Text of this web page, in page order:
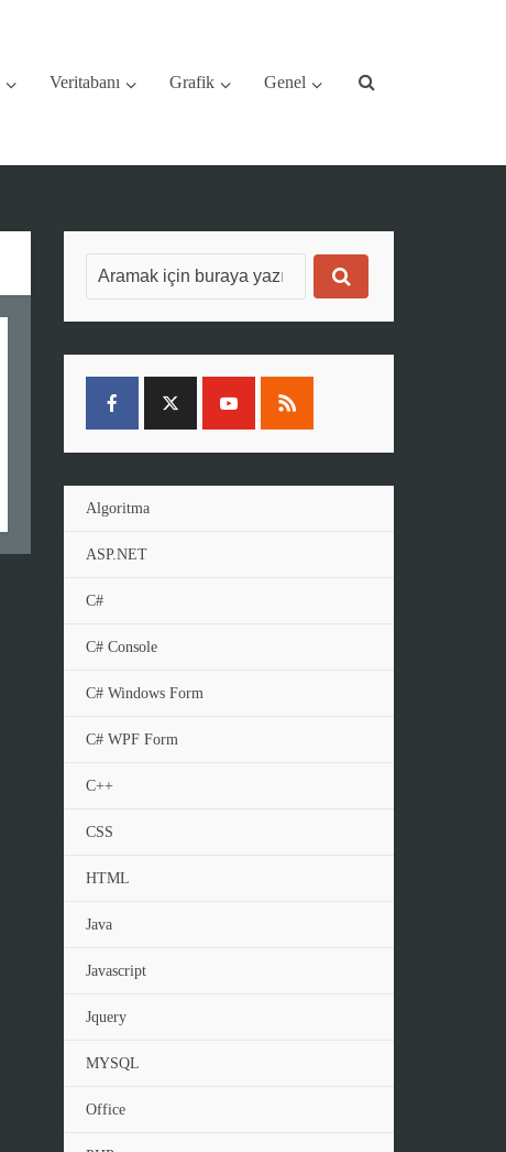
Veritabanı Grafik Genel
Algoritma
ASP.NET
C#
C# Console
C# Windows Form
C# WPF Form
C++
CSS
HTML
Java
Javascript
Jquery
MYSQL
Office